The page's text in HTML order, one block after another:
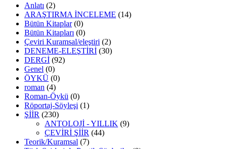
Anlatı (2)
ARAŞTIRMA İNCELEME (14)
Bütün Kitaplar (0)
Bütün Kitapları (0)
Çeviri Kuramsal/eleştiri (2)
DENEME-ELEŞTİRİ (30)
DERGİ (92)
Genel (0)
ÖYKÜ (0)
roman (4)
Roman-Öykü (0)
Röportaj-Söyleşi (1)
ŞİİR (230)
ANTOLOJİ - YILLIK (9)
ÇEVİRİ ŞİİR (44)
Teorik/Kuramsal (7)